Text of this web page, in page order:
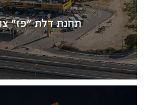
תחנת דלת "פז"